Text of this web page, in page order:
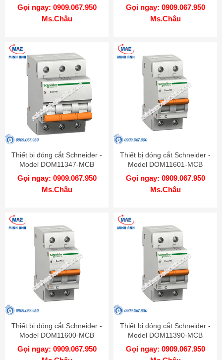
Gọi ngay: 0909.067.950
Ms.Châu
Gọi ngay: 0909.067.950
Ms.Châu
Thiết bị đóng cắt Schneider -
Model DOM11347-MCB
Gọi ngay: 0909.067.950
Ms.Châu
Thiết bị đóng cắt Schneider -
Model DOM11601-MCB
Gọi ngay: 0909.067.950
Ms.Châu
Thiết bị đóng cắt Schneider -
Model DOM11600-MCB
Gọi ngay: 0909.067.950
Thiết bị đóng cắt Schneider -
Model DOM11390-MCB
Gọi ngay: 0909.067.950